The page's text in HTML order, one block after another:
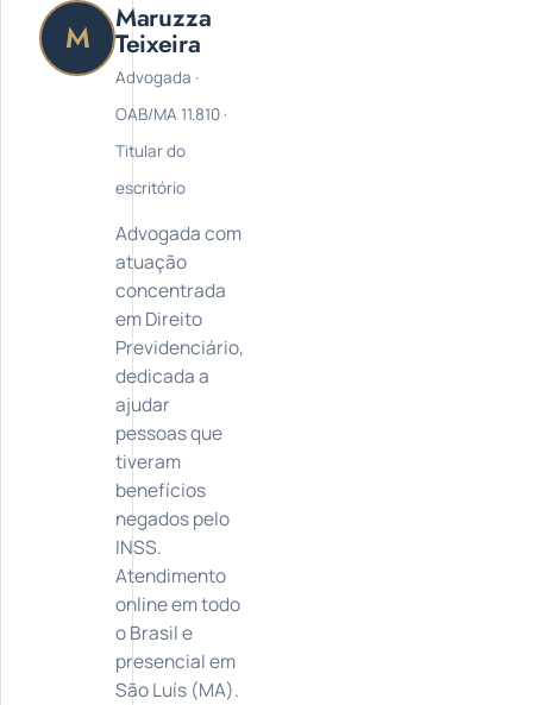
M Maruzza
Teixeira
Advogada ·
OAB/MA 11.810 ·
Titular do
escritório
Advogada com
atuação
concentrada
em Direito
Previdenciário,
dedicada a
ajudar
pessoas que
tiveram
benefícios
negados pelo
INSS.
Atendimento
online em todo
o Brasil e
presencial em
São Luís (MA).